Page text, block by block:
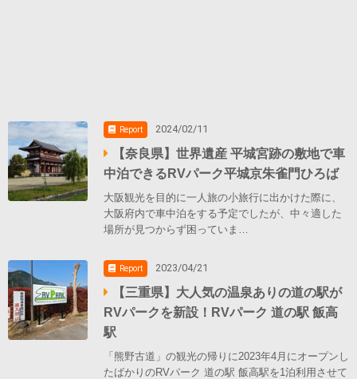
Report 2024/02/11
【奈良県】世界遺産 平城宮跡の敷地で車
中泊できるRVパーク平城京朱雀門ひろば
大阪観光を目的に一人旅の小旅行に出かけた際に、
大阪府内で車中泊をする予定でしたが、中々適した
場所が見つからず困っていま…
Report 2023/04/21
【三重県】大人気の温泉ありの道の駅が
RVパークを新設！RVパーク 道の駅 飯高
駅
「熊野古道」の観光の帰りに2023年4月にオープンし
たばかりのRVパーク 道の駅 飯高駅を1泊利用させて